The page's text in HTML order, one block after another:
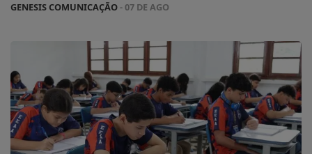
GENESIS COMUNICAÇÃO- 07 DE AGO